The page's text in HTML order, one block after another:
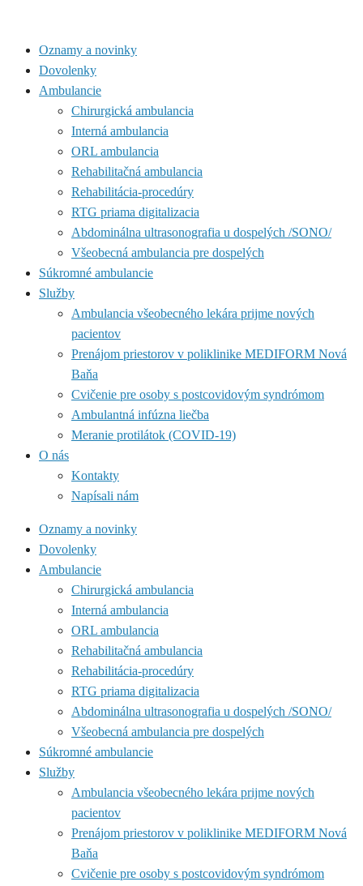
Oznamy a novinky
Dovolenky
Ambulancie
Chirurgická ambulancia
Interná ambulancia
ORL ambulancia
Rehabilitačná ambulancia
Rehabilitácia-procedúry
RTG priama digitalizacia
Abdominálna ultrasonografia u dospelých /SONO/
Všeobecná ambulancia pre dospelých
Súkromné ambulancie
Služby
Ambulancia všeobecného lekára prijme nových
pacientov
Prenájom priestorov v poliklinike MEDIFORM Nová
Baňa
Cvičenie pre osoby s postcovidovým syndrómom
Ambulantná infúzna liečba
Meranie protilátok (COVID-19)
O nás
Kontakty
Napísali nám
Oznamy a novinky
Dovolenky
Ambulancie
Chirurgická ambulancia
Interná ambulancia
ORL ambulancia
Rehabilitačná ambulancia
Rehabilitácia-procedúry
RTG priama digitalizacia
Abdominálna ultrasonografia u dospelých /SONO/
Všeobecná ambulancia pre dospelých
Súkromné ambulancie
Služby
Ambulancia všeobecného lekára prijme nových
pacientov
Prenájom priestorov v poliklinike MEDIFORM Nová
Baňa
Cvičenie pre osoby s postcovidovým syndrómom